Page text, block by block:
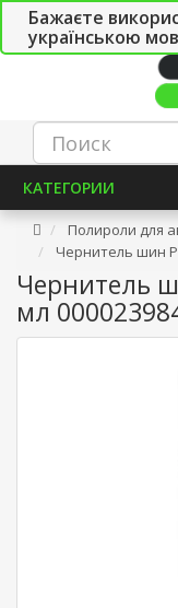
Бажаєте
українською
КАТЕГОРИИ
Полироли для
Чернитель шин
Чернитель
мл